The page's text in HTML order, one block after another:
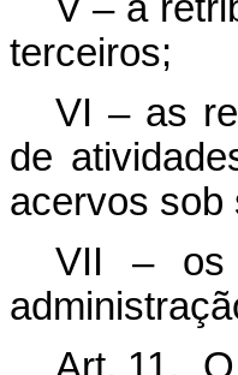
terceiros;
VI – as
de
acervos sob
VII – os